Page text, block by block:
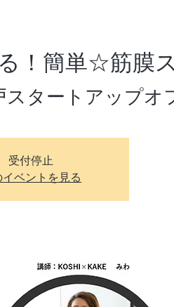
！簡単☆筋膜
スタートアップオ
受付停止
ベントを見る